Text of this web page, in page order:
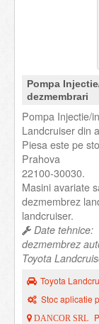
Pompa
dezmembrari
Pompa Injectie/
Landcruiser din
Piesa este pe
Prahova
22100-30030.
Masini avariate
dezmembrez
landcruiser.
Date tehnice:
dezmembrez
Toyota
Toyota
Stoc aplicatie
DANCOR SRL